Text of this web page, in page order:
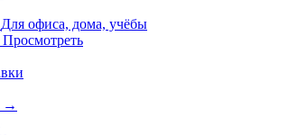
Для офиса, дома, учёбы
Просмотреть
→